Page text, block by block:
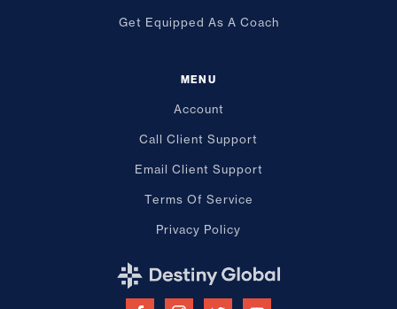
Get Equipped As A Coach
MENU
Account
Call Client Support
Email Client Support
Terms Of Service
Privacy Policy